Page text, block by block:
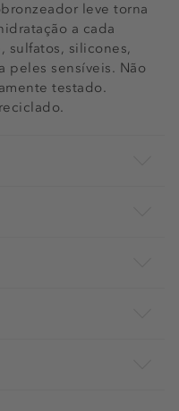
leve torna
a cada
sulfatos, silicones,
peles sensíveis. Não
testado.